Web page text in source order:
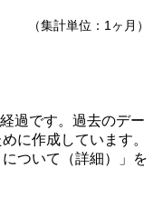
（集計単位：1ヶ月）
過です。過去のデー
に作成しています。
ついて（詳細）」を